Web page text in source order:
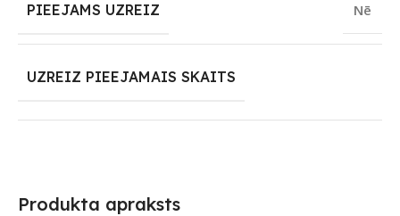
Produkta apraksts
PIEEJAMS UZREIZ Nē
UZREIZ PIEEJAMAIS SKAITS